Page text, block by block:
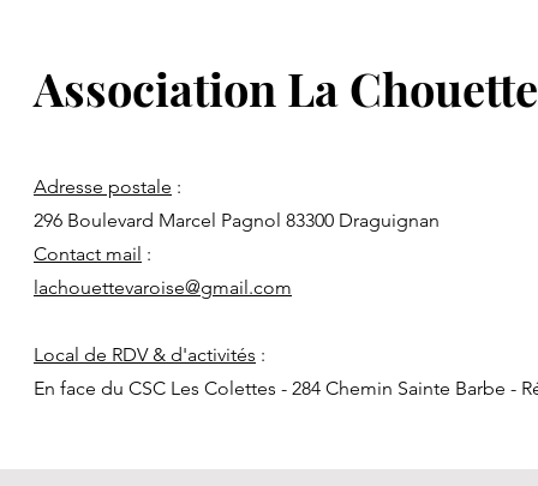
Association La
Adresse postale :
296 Boulevard Marcel Pagnol 83300 Draguignan
Contact mail :
lachouettevaroise@gmail.com
Local de RDV & d'activités :
En face du CSC Les Colettes - 284 Chemin Sainte Barbe -